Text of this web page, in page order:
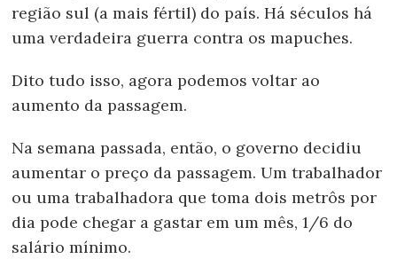
região sul (a mais fértil) do país. Há séculos há
uma verdadeira guerra contra os mapuches.
Dito tudo isso, agora podemos voltar ao
aumento da passagem.
Na semana passada, então, o governo decidiu
aumentar o preço da passagem. Um trabalhador
ou uma trabalhadora que toma dois metrôs por
dia pode chegar a gastar em um mês, 1/6 do
salário mínimo.